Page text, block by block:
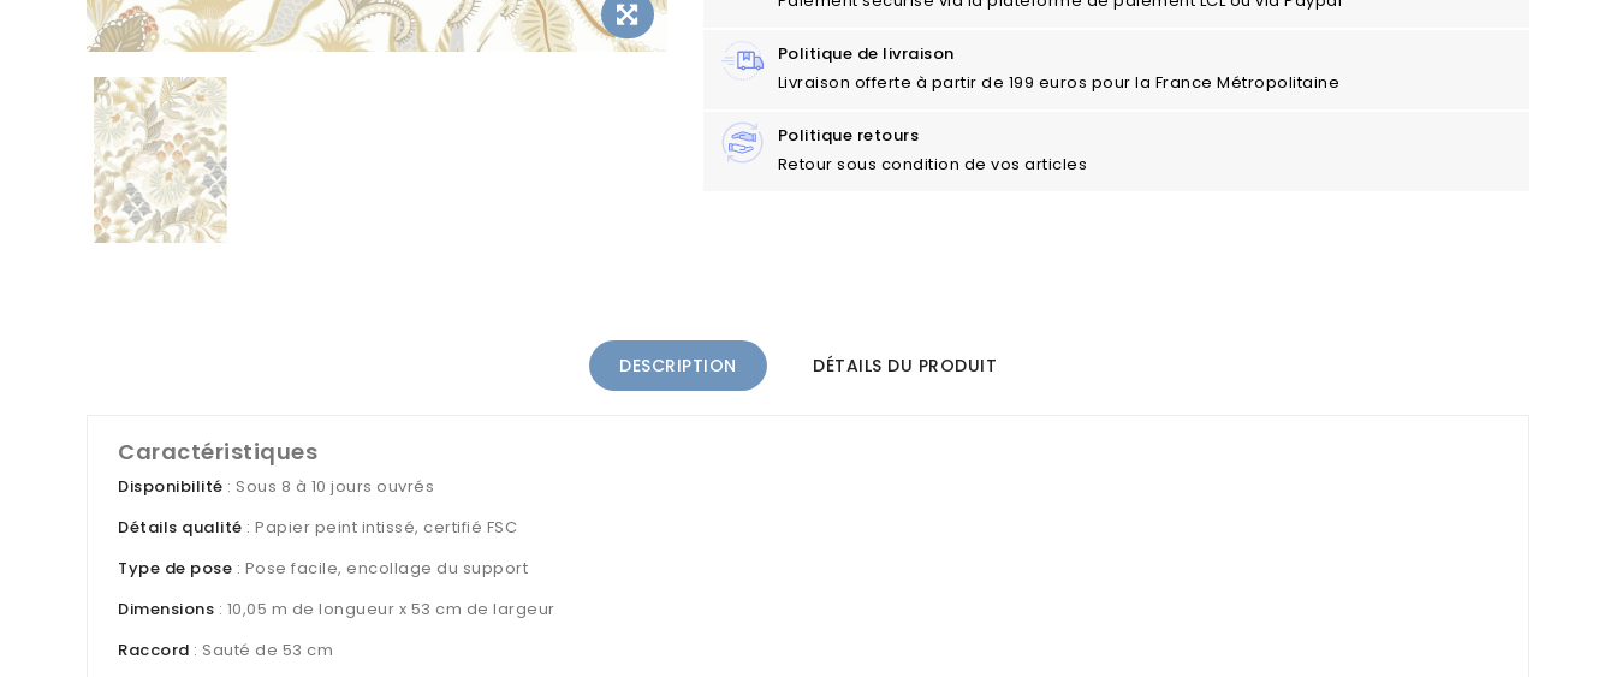
Politique de livraison
Livraison offerte à partir de 199 euros pour la France Métropolitaine
Politique retours
Retour sous condition de vos articles
DESCRIPTION DÉTAILS DU PRODUIT
Caractéristiques
Disponibilité : Sous 8 à 10 jours ouvrés
Détails qualité : Papier peint intissé, certifié FSC
Type de pose : Pose facile, encollage du support
Dimensions : 10,05 m de longueur x 53 cm de largeur
Raccord : Sauté de 53 cm